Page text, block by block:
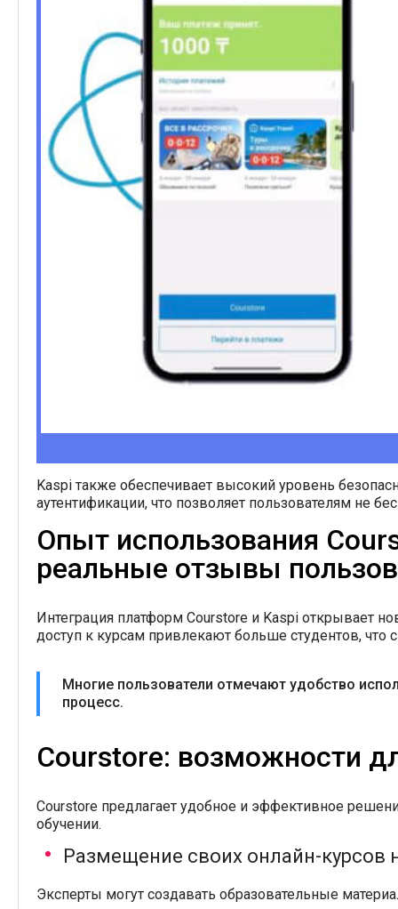
Kaspi также обеспечивает высокий уровень
аутентификации, что позволяет пользователям не
Опыт использования
реальные отзывы
Интеграция платформ Courstore и Kaspi открывает
доступ к курсам привлекают больше студентов,
Многие пользователи отмечают удобство
процесс.
Courstore: возможности
Courstore предлагает удобное и эффективное
обучении.
Размещение своих онлайн-курсов
Эксперты могут создавать образовательные